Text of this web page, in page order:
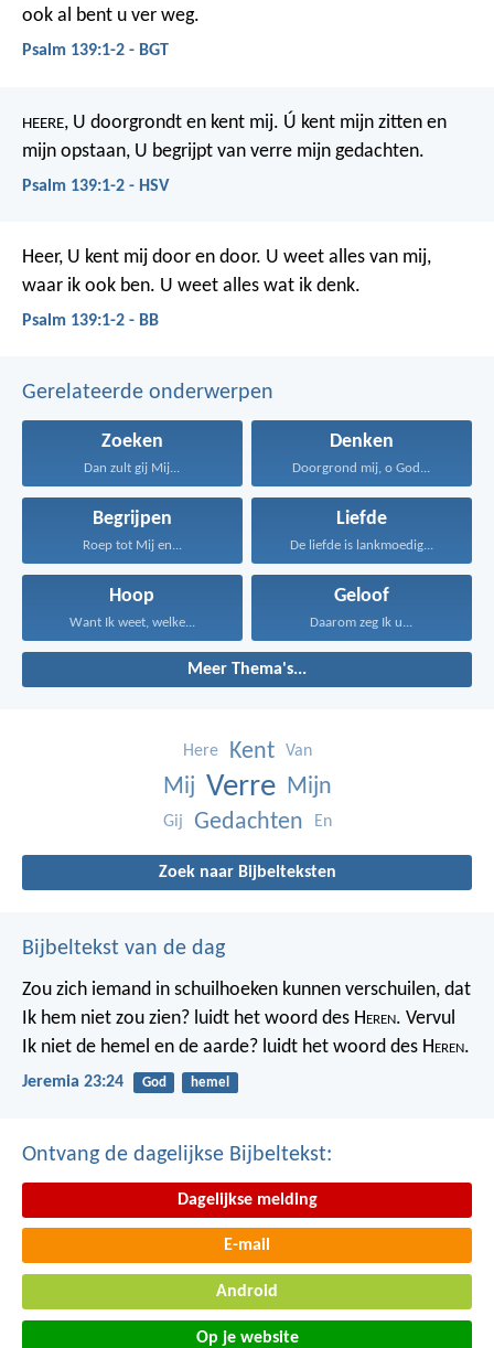
ook al bent u ver weg.
Psalm 139:1-2 - BGT
HEERE, U doorgrondt en kent mij. Ú kent mijn zitten en
mijn opstaan, U begrijpt van verre mijn gedachten.
Psalm 139:1-2 - HSV
Heer, U kent mij door en door. U weet alles van mij,
waar ik ook ben. U weet alles wat ik denk.
Psalm 139:1-2 - BB
Gerelateerde onderwerpen
Zoeken
Dan zult gij Mij...
Denken
Doorgrond mij, o God...
Begrijpen
Roep tot Mij en...
Liefde
De liefde is lankmoedig...
Hoop
Want Ik weet, welke...
Geloof
Daarom zeg Ik u...
Meer Thema's...
Here Kent Van
Mij Verre Mijn
Gij Gedachten En
Zoek naar Bijbelteksten
Bijbeltekst van de dag
Zou zich iemand in schuilhoeken kunnen verschuilen, dat
Ik hem niet zou zien? luidt het woord des Heren. Vervul
Ik niet de hemel en de aarde? luidt het woord des Heren.
Jeremia 23:24 God hemel
Ontvang de dagelijkse Bijbeltekst:
Dagelijkse melding
E-mail
Android
Op je website